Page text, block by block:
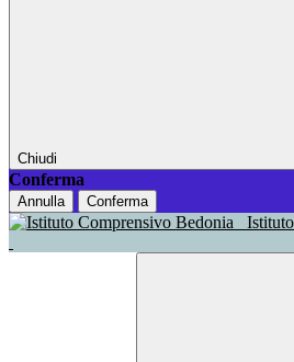
Chiudi
Conferma
Annulla Conferma